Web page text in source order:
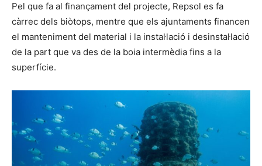
Pel que fa al finançament del projecte, Repsol es fa
càrrec dels biòtops, mentre que els ajuntaments financen
el manteniment del material i la instal·lació i desinstal·lació
de la part que va des de la boia intermèdia fins a la
superfície.